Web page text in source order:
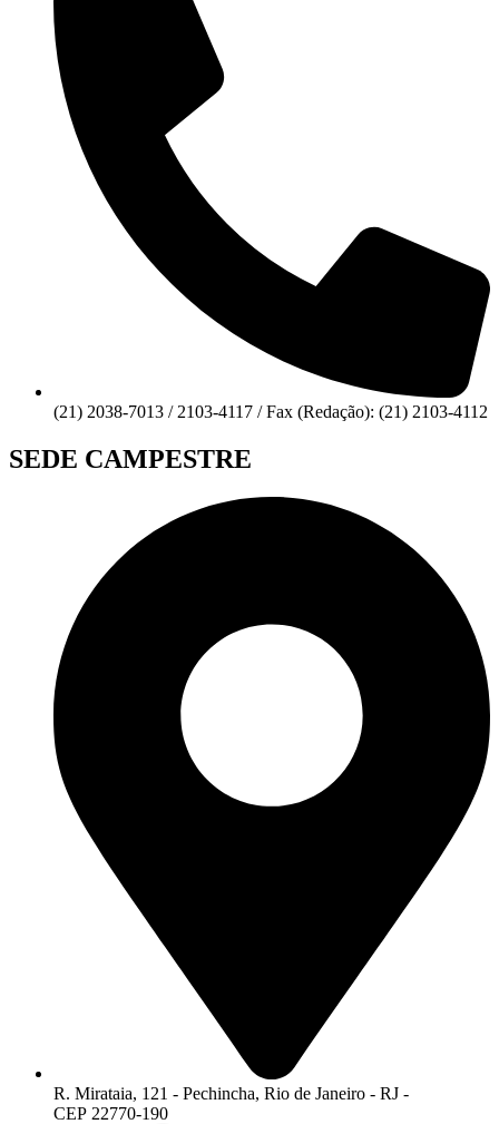
(21) 2038-7013 / 2103-4117 / Fax (Redação): (21) 2103-4112
SEDE CAMPESTRE
R. Mirataia, 121 - Pechincha, Rio de Janeiro - RJ -
CEP 22770-190